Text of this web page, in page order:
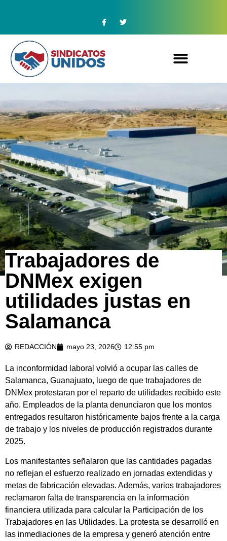
Trabajadores de
DNMex exigen
utilidades justas en
Salamanca
REDACCIÓN mayo 23, 2026 12:55 pm
La inconformidad laboral volvió a ocupar las calles de
Salamanca, Guanajuato, luego de que trabajadores de
DNMex protestaran por el reparto de utilidades recibido este
año. Empleados de la planta denunciaron que los montos
entregados resultaron históricamente bajos frente a la carga
de trabajo y los niveles de producción registrados durante
2025.
Los manifestantes señalaron que las cantidades pagadas
no reflejan el esfuerzo realizado en jornadas extendidas y
metas de fabricación elevadas. Además, varios trabajadores
reclamaron falta de transparencia en la información
financiera utilizada para calcular la Participación de los
Trabajadores en las Utilidades. La protesta se desarrolló en
las inmediaciones de la empresa y generó atención entre